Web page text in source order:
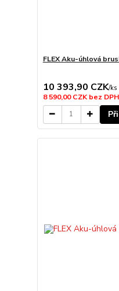
FLEX Aku-úhlová
10 393,90 CZK/ks
8 590,00 CZKbez DPH